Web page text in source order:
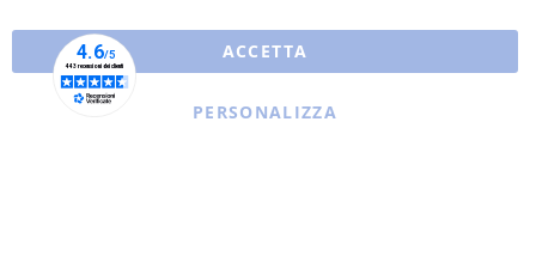
ACCETTA
PERSONALIZZA